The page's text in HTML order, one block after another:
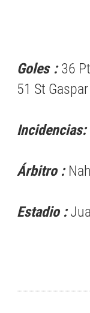
Goles :36
51 St
Incidencias:
Árbitro :
Estadio :